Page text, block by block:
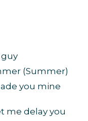
(Summer)
you mine
me delay you